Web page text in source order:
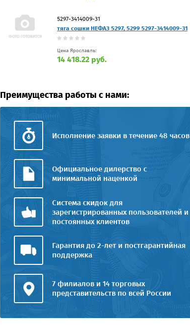
5297-3414009-31
тяга сошки НЕФАЗ 5297, 5299 5297-3414009-31
Цена Ярославль:
14 418.22 руб.
Преимущества работы с нами:
Исполнение заявки в течение 48 часов
Официальное дилерство с
минимальной наценкой
Система скидок для
зарегистрированных пользователей и
постоянных клиентов
Гарантия до 2-лет и постгарантийная
поддержка
7 филиалов и 14 торговых
представительств по всей России